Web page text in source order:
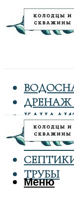
ДРЕНАЖ
ТРУБЫ
Меню